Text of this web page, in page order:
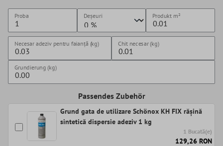
Proba Deșeuri Produkt m²
Necesar adeziv pentru faianță (kg) Chit necesar (kg)
Grundierung (kg)
Passendes Zubehör
Grund gata de utilizare Schönox KH FIX rășină
sintetică dispersie adeziv 1 kg
1 Bucată(e)
129,26 RON